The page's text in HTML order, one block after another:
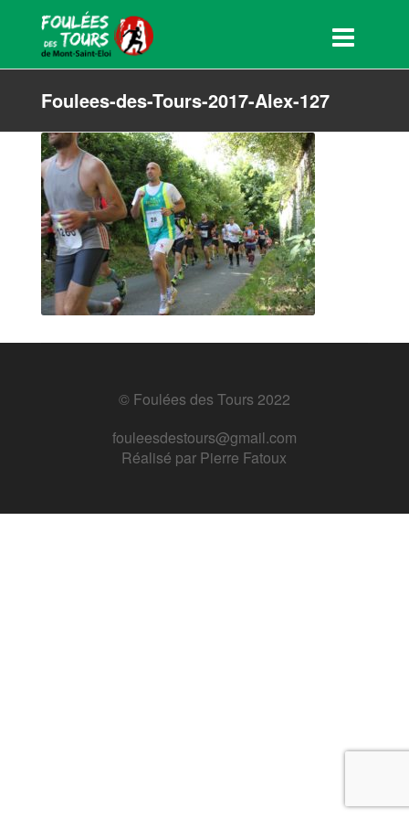
Foulees-des-Tours-2017-Alex-127
© Foulées des Tours 2022
fouleesdestours@gmail.com
Réalisé par Pierre Fatoux